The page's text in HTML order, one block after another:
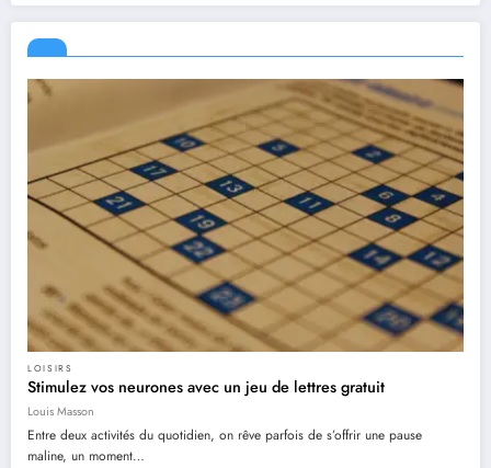
LOISIRS
Stimulez vos neurones avec un jeu de lettres gratuit
Louis Masson
Entre deux activités du quotidien, on rêve parfois de s’offrir une pause
maline, un moment…